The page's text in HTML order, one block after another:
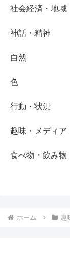
社会経済・地域
神話・精神
自然
色
行動・状況
趣味・メディア
食べ物・飲み物
ホーム 趣